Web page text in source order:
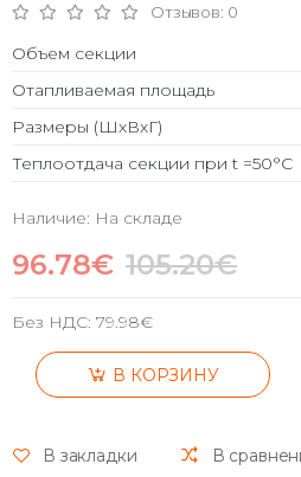
Отзывов: 0
Объем секции
Отапливаемая площадь
Размеры (ШхВхГ)
Теплоотдача секции при t =50°С
Наличие: На складе
96.78€ 105.20€
Без НДС: 79.98€
В КОРЗИНУ
В закладки В